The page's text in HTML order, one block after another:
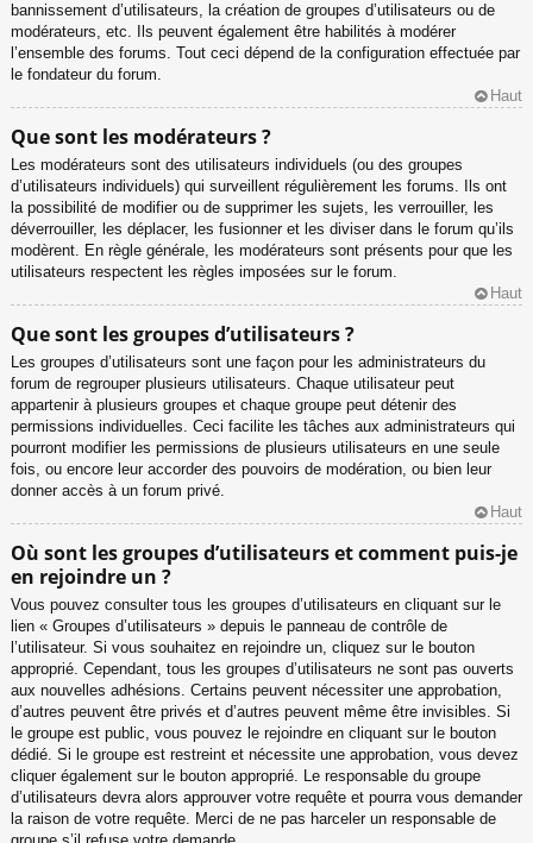
bannissement d’utilisateurs, la création de groupes d’utilisateurs ou de
modérateurs, etc. Ils peuvent également être habilités à modérer
l’ensemble des forums. Tout ceci dépend de la configuration effectuée par
le fondateur du forum.
Haut
Que sont les modérateurs ?
Les modérateurs sont des utilisateurs individuels (ou des groupes
d’utilisateurs individuels) qui surveillent régulièrement les forums. Ils ont
la possibilité de modifier ou de supprimer les sujets, les verrouiller, les
déverrouiller, les déplacer, les fusionner et les diviser dans le forum qu’ils
modèrent. En règle générale, les modérateurs sont présents pour que les
utilisateurs respectent les règles imposées sur le forum.
Haut
Que sont les groupes d’utilisateurs ?
Les groupes d’utilisateurs sont une façon pour les administrateurs du
forum de regrouper plusieurs utilisateurs. Chaque utilisateur peut
appartenir à plusieurs groupes et chaque groupe peut détenir des
permissions individuelles. Ceci facilite les tâches aux administrateurs qui
pourront modifier les permissions de plusieurs utilisateurs en une seule
fois, ou encore leur accorder des pouvoirs de modération, ou bien leur
donner accès à un forum privé.
Haut
Où sont les groupes d’utilisateurs et comment puis-je
en rejoindre un ?
Vous pouvez consulter tous les groupes d’utilisateurs en cliquant sur le
lien « Groupes d’utilisateurs » depuis le panneau de contrôle de
l’utilisateur. Si vous souhaitez en rejoindre un, cliquez sur le bouton
approprié. Cependant, tous les groupes d’utilisateurs ne sont pas ouverts
aux nouvelles adhésions. Certains peuvent nécessiter une approbation,
d’autres peuvent être privés et d’autres peuvent même être invisibles. Si
le groupe est public, vous pouvez le rejoindre en cliquant sur le bouton
dédié. Si le groupe est restreint et nécessite une approbation, vous devez
cliquer également sur le bouton approprié. Le responsable du groupe
d’utilisateurs devra alors approuver votre requête et pourra vous demander
la raison de votre requête. Merci de ne pas harceler un responsable de